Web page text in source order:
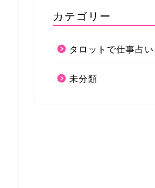
カテゴリー
タロットで仕事占い
未分類